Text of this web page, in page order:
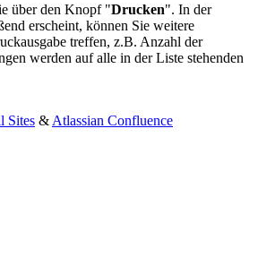
über den Knopf "Drucken". In der
erscheint, können Sie weitere
treffen, z.B. Anzahl der
werden auf alle in der Liste stehenden
Sites & Atlassian Confluence